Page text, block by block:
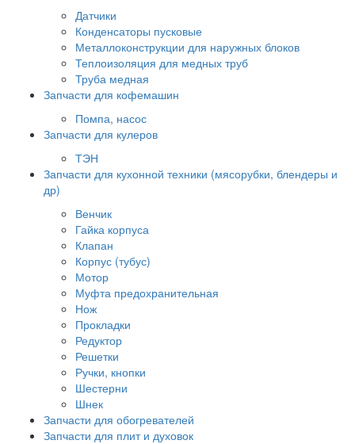
Датчики
Конденсаторы пусковые
Металлоконструкции для наружных блоков
Теплоизоляция для медных труб
Труба медная
Запчасти для кофемашин
Помпа, насос
Запчасти для кулеров
ТЭН
Запчасти для кухонной техники (мясорубки, блендеры и
др)
Венчик
Гайка корпуса
Клапан
Корпус (тубус)
Мотор
Муфта предохранительная
Нож
Прокладки
Редуктор
Решетки
Ручки, кнопки
Шестерни
Шнек
Запчасти для обогревателей
Запчасти для плит и духовок